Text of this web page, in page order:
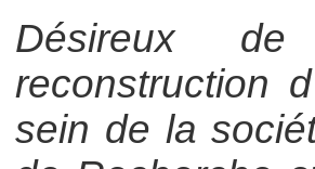
Désireux
reconstruction
sein de la